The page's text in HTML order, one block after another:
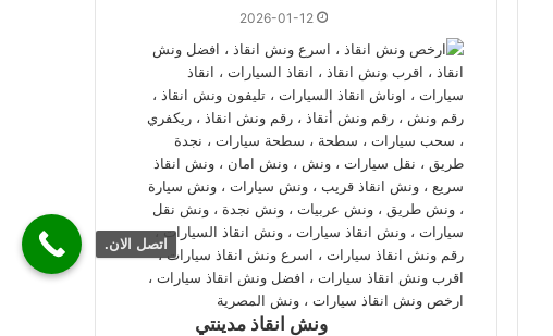
2026-01-12
ونش انقاذ مدينتي
اتصل الان.